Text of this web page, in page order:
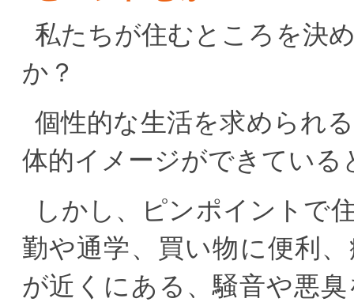
私たちが住むところを決
か？
個性的な生活を求められ
体的イメージができている
しかし、ピンポイントで
勤や通学、買い物に便利
が近くにある、騒音や悪